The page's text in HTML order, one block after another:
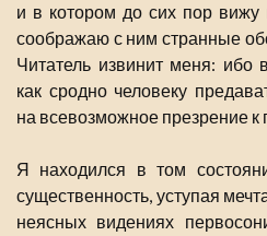
и в котором до сих пор вижу
соображаю с ним странные
Читатель извинит меня: ибо
как сродно человеку
на всевозможное презрение к
Я находился в том
существенность, уступая
неясных видениях